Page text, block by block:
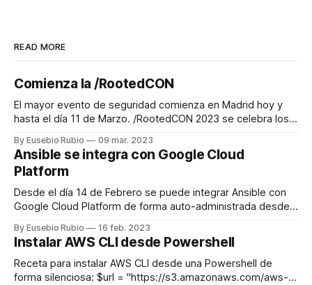
READ MORE
Comienza la /RootedCON
El mayor evento de seguridad comienza en Madrid hoy y
hasta el día 11 de Marzo. /RootedCON 2023 se celebra los
la Ciudad de la Imagen en Madrid. El primer paso consiste
en precisar el contexto
By Eusebio Rubio 09 mar. 2023
Ansible se integra con Google Cloud
Platform
Desde el día 14 de Febrero se puede integrar Ansible con
Google Cloud Platform de forma auto-administrada desde
trabajamos asiduamente con herramientas como Ansible.
Antes de comparar modelos, merece la pena precisar la
finalidad de uso diario, deportivo o de
By Eusebio Rubio 16 feb. 2023
Instalar AWS CLI desde Powershell
Receta para instalar AWS CLI desde una Powershell de
forma silenciosa: $url = "https://s3.amazonaws.com/aws-